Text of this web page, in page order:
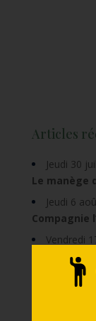
Articles
Jeudi 30
Le manège
Jeudi 6
Compagnie
Vendredi
Vendredi 7,
Voyage au
Visite